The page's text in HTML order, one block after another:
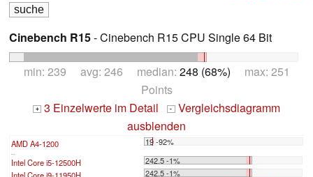
Cinebench R15- Cinebench R15 CPU Single 64 Bit
min: 239 avg: 246 median: 248 (68%) max: 251
Points
+ 3 Einzelwerte im Detail - Vergleichsdiagramm
ausblenden
AMD A4-1200 19 -92%
...
Intel Core i5-12500H
242.5 -1%
242.5 -1%